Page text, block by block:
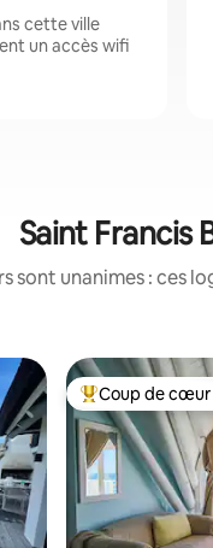
cette ville
un accès wifi
Saint Francis
sont unanimes : ces
Coups de cœur
Coup de cœur